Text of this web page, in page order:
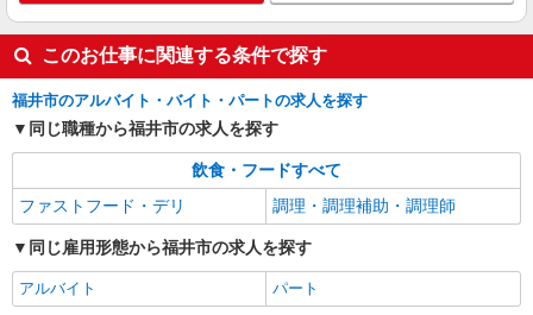
掃・など）
時給1053円 22:00〜翌5:00：時給1350円 高校
福井県福井市米松2-24-30
キープ 詳細を見る
アルバイト パート
接客・調理スタッフ（簡単な接客・調理・清
このお仕事に関連する条件で探す
福井市のアルバイト・バイト・パートの求人を探す
同じ職種から福井市の求人を探す
飲食・フードすべて
ファストフード・デリ
調理・調理補助・調理師
同じ雇用形態から福井市の求人を探す
アルバイト パート